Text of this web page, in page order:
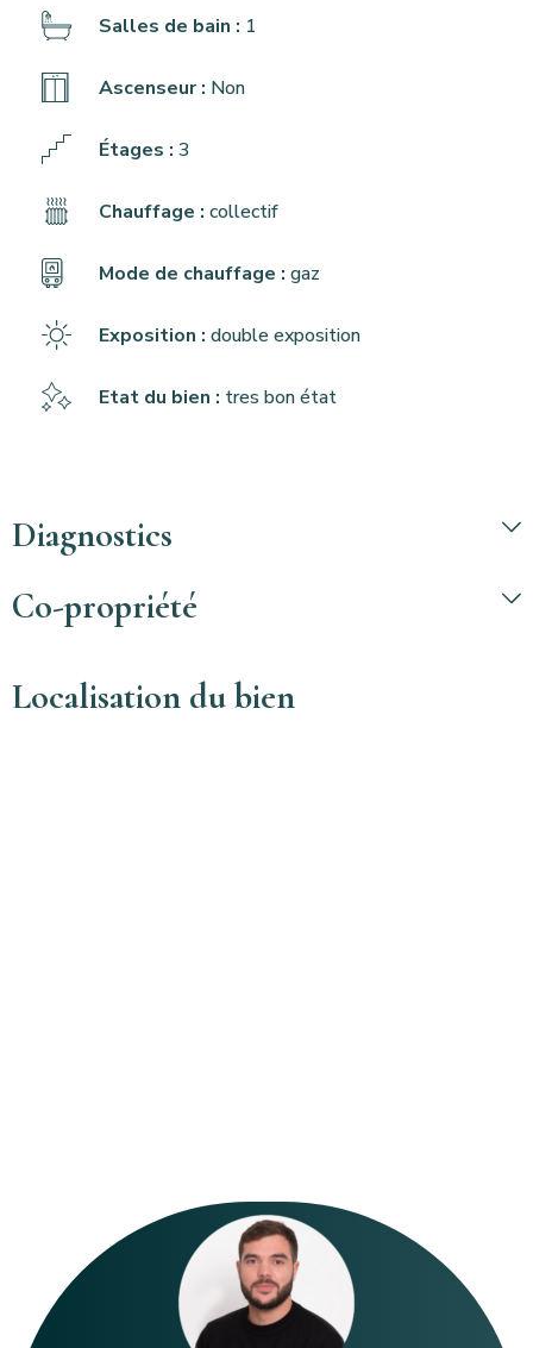
Salles de bain : 1
Ascenseur : Non
Étages : 3
Chauffage : collectif
Mode de chauffage : gaz
Exposition : double exposition
Etat du bien : tres bon état
Diagnostics
Co-propriété
Localisation du bien